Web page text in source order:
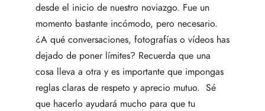
desde el inicio de nuestro noviazgo. Fue un
momento bastante incómodo, pero necesario.
¿A qué conversaciones, fotografías o vídeos has
dejado de poner límites? Recuerda que una
cosa lleva a otra y es importante que impongas
reglas claras de respeto y aprecio mutuo. Sé
que hacerlo ayudará mucho para que tu